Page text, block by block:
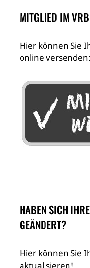
MITGLIED IM
Hier können Sie
online versenden:
HABEN SICH
GEÄNDERT?
Hier können Sie
aktualisieren!